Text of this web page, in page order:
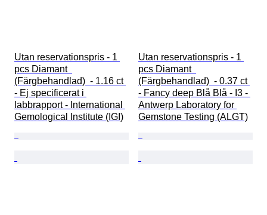
Utan reservationspris - 1
pcs Diamant
(Färgbehandlad)  - 1.16 ct
- Ej specificerat i
labbrapport - International
Gemological Institute (IGI)
Utan reservationspris - 1
pcs Diamant
(Färgbehandlad)  - 0.37 ct
- Fancy deep Blå Blå - I3 -
Antwerp Laboratory for
Gemstone Testing (ALGT)